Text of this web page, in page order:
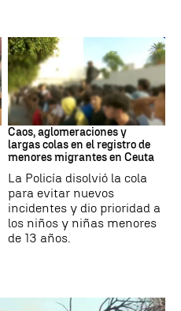
Ceuta
Caos, aglomeraciones y
largas colas en el registro de
menores migrantes en Ceuta
La Policía disolvió la cola
para evitar nuevos
incidentes y dio prioridad a
los niños y niñas menores
de 13 años.